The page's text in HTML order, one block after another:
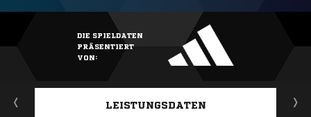
DIE SPIELDATEN
PRÄSENTIERT
VON:
LEISTUNGSDATEN